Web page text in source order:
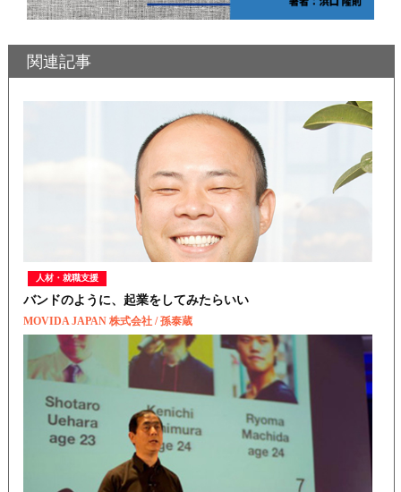
関連記事
人材・就職支援
バンドのように、起業をしてみたらいい
MOVIDA JAPAN 株式会社 / 孫泰蔵